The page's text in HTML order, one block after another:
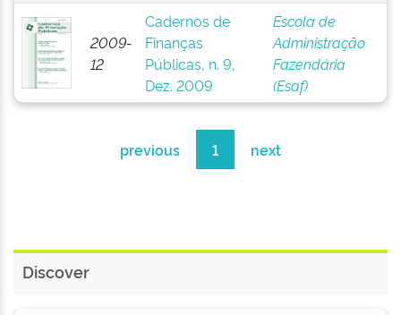
2009-
12
Cadernos de
Finanças
Públicas, n. 9,
Dez. 2009
Escola de
Administração
Fazendária
(Esaf)
previous 1 next
Discover